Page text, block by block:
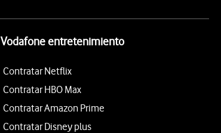
Vodafone entretenimiento
Contratar Netflix
Contratar HBO Max
Contratar Amazon Prime
Contratar Disney plus